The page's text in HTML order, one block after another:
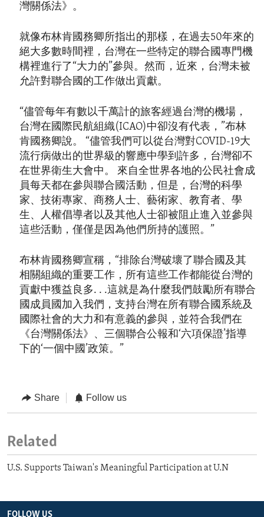
灣關係法》。
就像布林肯國務卿所指出的那樣，在過去50年來的
絕大多數時間裡，台灣在一些特定的聯合國專門機
構裡進行了“大力的”參與。然而，近來，台灣未被
允許對聯合國的工作做出貢獻。
“儘管每年有數以千萬計的旅客經過台灣的機場，
台灣在國際民航組織(ICAO)中卻沒有代表，”布林
肯國務卿說。 “儘管我們可以從台灣對COVID-19大
流行病做出的世界級的響應中學到許多，台灣卻不
在世界衛生大會中。 來自全世界各地的公民社會成
員每天都在參與聯合國活動，但是，台灣的科學
家、技術專家、商務人士、藝術家、教育者、學
生、人權倡導者以及其他人士卻被阻止進入並參與
這些活動，僅僅是因為他們所持的護照。”
布林肯國務卿宣稱，“排除台灣破壞了聯合國及其
相關組織的重要工作，所有這些工作都能從台灣的
貢獻中獲益良多. . .這就是為什麼我們鼓勵所有聯合
國成員國加入我們，支持台灣在所有聯合國系統及
國際社會的大力和有意義的參與，並符合我們在
《台灣關係法》、三個聯合公報和‘六項保證’指導
下的‘一個中國’政策。”
Share Follow us
Related
U.S. Supports Taiwan's Meaningful Participation at U.N
FOLLOW US